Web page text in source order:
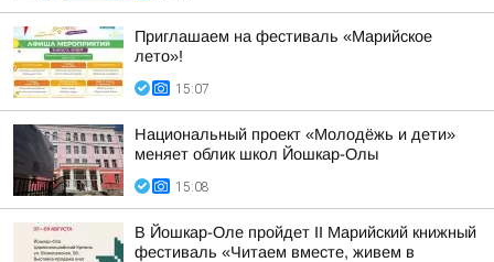
Приглашаем на фестиваль «Марийское
лето»!
15:07
Национальный проект «Молодёжь и дети»
меняет облик школ Йошкар-Олы
15:08
В Йошкар-Оле пройдет II Марийский книжный
фестиваль «Читаем вместе, живем в